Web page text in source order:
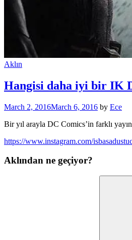
Aklın
Hangisi daha iyi bir IK
March 2, 2016March 6, 2016 by Ece
Bir yıl arayla DC Comics’in farklı
https://www.instagram.com/
Aklından ne geçiyor?